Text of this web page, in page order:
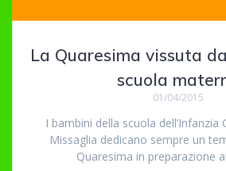
La Quaresima vissuta
scuola
01/04/2015
I bambini della scuola dell’Infanzia
Missaglia dedicano sempre un
Quaresima in preparazione